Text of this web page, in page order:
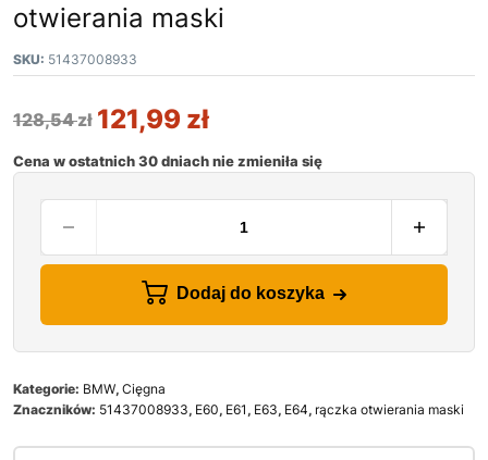
otwierania maski
SKU: 51437008933
128,54zł 121,99 zł
Cena w ostatnich 30 dniach nie zmieniła się
Dodaj do koszyka
Kategorie: BMW, Cięgna
Znaczników: 51437008933, E60, E61 , E63, E64, rączka otwierania maski